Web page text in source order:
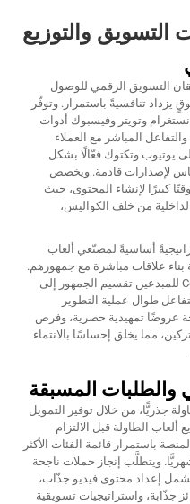
التسويق والتوزيع
التسويق الرقمي للوصول
يزداد تنافسيةً باستمرار. وتوفّر
وتويتر وفيسبوك أدوات
المباشر مع العملاء
يوتيوب وتكتوك فعّالًا بشكل
لإصدارات قادمة. ويخصص
كبيرًا لإنشاء المحتوى، حيث
من خلف الكواليس،
أساسيةً لمصنّعي ألعاب
بناء علاقات مباشرة مع جمهورهم.
وتتيح منصات مثل Mailchimp وConvertKit للمبدعين تقسيم الجمهور إلى
طوال عملية التطوير
عروضًا تمهيدية حصرية، وفرص
مما يخلق إحساسًا بالانتماء
والطلبات المسبقة
جذريًّا، من خلال توفير التمويل
الطاولة قبل الالتزام
باستمرار قائمة الفئات الأكثر
ويتطلَّب إنجاز حملات ناجحة
إعداد محتوى فيديو جذّاب،
جذّابة، واستراتيجيات تسويقية